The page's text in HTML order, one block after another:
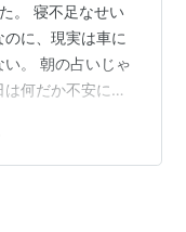
。 寝不足なせい
に、現実は車に
。 朝の占いじゃ
何だか不安にな
走り続けると、
瞬の出来事だった
けたのだと思